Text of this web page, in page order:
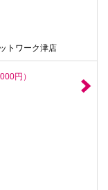
トワーク津店
円）